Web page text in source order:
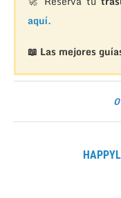
aquí.
📖 Las mejores
0